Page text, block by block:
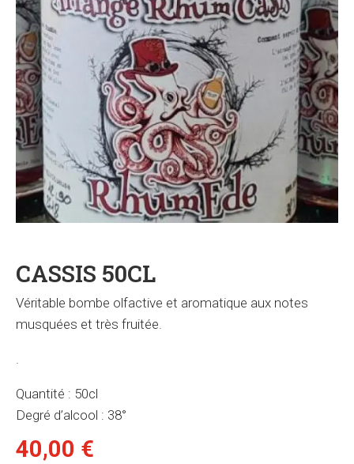
CASSIS 50CL
Véritable bombe olfactive et aromatique aux notes
musquées et très fruitée.
.
Quantité : 50cl
Degré d’alcool : 38°
40,00 €